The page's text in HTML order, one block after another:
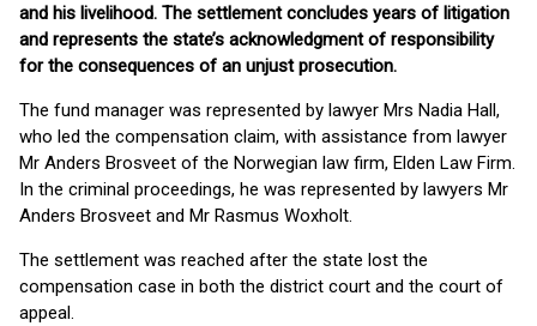
and his livelihood. The settlement concludes years of litigation
and represents the state’s acknowledgment of responsibility
for the consequences of an unjust prosecution.
The fund manager was represented by lawyer Mrs Nadia Hall,
who led the compensation claim, with assistance from lawyer
Mr Anders Brosveet of the Norwegian law firm, Elden Law Firm.
In the criminal proceedings, he was represented by lawyers Mr
Anders Brosveet and Mr Rasmus Woxholt.
The settlement was reached after the state lost the
compensation case in both the district court and the court of
appeal.